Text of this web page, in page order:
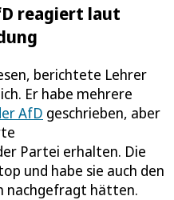
reagiert laut
berichtete Lehrer
Er habe mehrere
AfD geschrieben, aber
Partei erhalten. Die
und habe sie auch den
nachgefragt hätten.